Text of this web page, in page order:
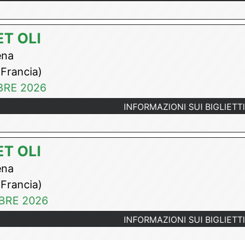
OLI
2026
INFORMAZIONI SUI BIGLIETTI
OLI
2026
INFORMAZIONI SUI BIGLIETTI